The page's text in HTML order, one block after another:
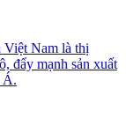
Việt Nam là thị
đẩy mạnh sản xuất
Á.